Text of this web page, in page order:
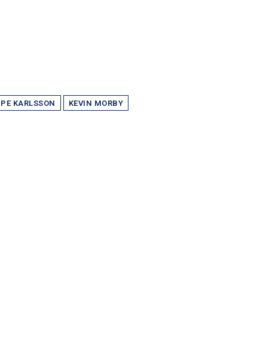
KARLSSON
KEVIN MORBY